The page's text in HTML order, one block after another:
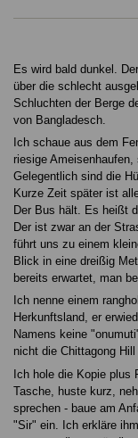
Es wird bald dunkel.
über die schlecht
Schluchten der Berge
von Bangladesch.
Ich schaue aus dem
riesige Ameisenhaufen,
Gelegentlich sind die
Kurze Zeit später ist
Der Bus hält. Es heißt
Der ist zwar an der
führt uns zu einem
Blick in eine dreißig
bereits erwartet, man
Ich nenne einem
Herkunftsland, er
Namens keine
nicht die Chittagong
Ich hole die Kopie plus
Tasche, huste kurz,
sprechen - baue am
"Sir" ein. Ich erkläre